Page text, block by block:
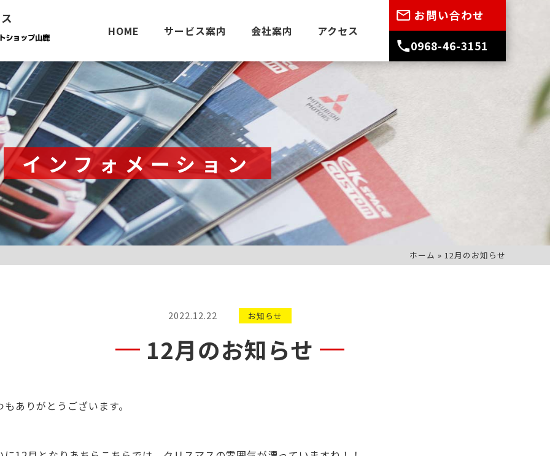
HOME サービス案内 会社案内 アクセス
お問い合わせ
0968-46-3151
インフォメーション
ホーム » 12月のお知らせ
2022.12.22 お知らせ
12月のお知らせ
もありがとうございます。